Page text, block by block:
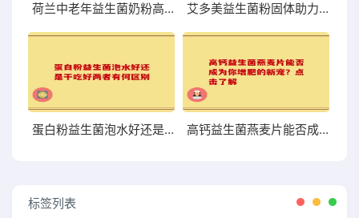
荷兰中老年益生菌奶粉高硒 助力中老年健康的优质选择 艾多美益生菌粉固体助力肠道健康提升的理想选择
蛋白粉益生菌泡水好还是干吃好两者有何区别 高钙益生菌燕麦片能否成为你增肥的新宠？点击了解
标签列表